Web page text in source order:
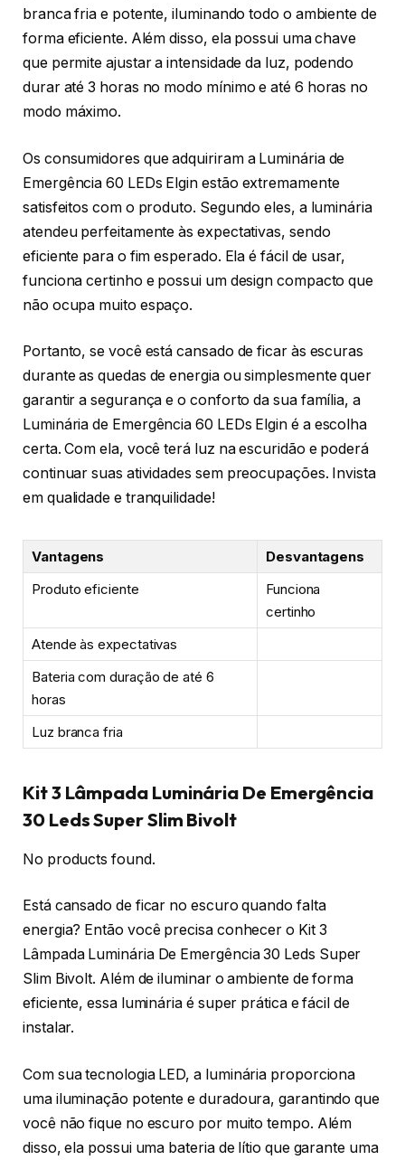
branca fria e potente, iluminando todo o ambiente de
forma eficiente. Além disso, ela possui uma chave
que permite ajustar a intensidade da luz, podendo
durar até 3 horas no modo mínimo e até 6 horas no
modo máximo.
Os consumidores que adquiriram a Luminária de
Emergência 60 LEDs Elgin estão extremamente
satisfeitos com o produto. Segundo eles, a luminária
atendeu perfeitamente às expectativas, sendo
eficiente para o fim esperado. Ela é fácil de usar,
funciona certinho e possui um design compacto que
não ocupa muito espaço.
Portanto, se você está cansado de ficar às escuras
durante as quedas de energia ou simplesmente quer
garantir a segurança e o conforto da sua família, a
Luminária de Emergência 60 LEDs Elgin é a escolha
certa. Com ela, você terá luz na escuridão e poderá
continuar suas atividades sem preocupações. Invista
em qualidade e tranquilidade!
Vantagens
Desvantagens
Produto eficiente
Funciona
certinho
Atende às expectativas
Bateria com duração de até 6
horas
Luz branca fria
Kit 3 Lâmpada Luminária De Emergência
30 Leds Super Slim Bivolt
No products found.
Está cansado de ficar no escuro quando falta
energia? Então você precisa conhecer o Kit 3
Lâmpada Luminária De Emergência 30 Leds Super
Slim Bivolt. Além de iluminar o ambiente de forma
eficiente, essa luminária é super prática e fácil de
instalar.
Com sua tecnologia LED, a luminária proporciona
uma iluminação potente e duradoura, garantindo que
você não fique no escuro por muito tempo. Além
disso, ela possui uma bateria de lítio que garante uma